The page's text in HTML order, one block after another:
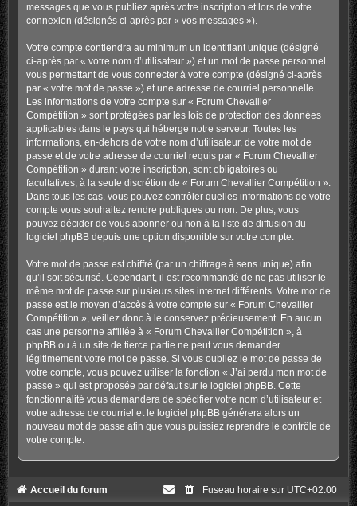
messages que vous publiez après votre inscription et lors de votre
connexion (désignés ci-après par « vos messages »).
Votre compte contiendra au minimum un identifiant unique (désigné
ci-après par « votre nom d’utilisateur ») et un mot de passe personnel
vous permettant de vous connecter à votre compte (désigné ci-après
par « votre mot de passe ») et une adresse de courriel personnelle.
Les informations de votre compte sur « Forum Chevallier
Compétition » sont protégées par les lois de protection des données
applicables dans le pays qui héberge notre serveur. Toutes les
informations, en-dehors de votre nom d’utilisateur, de votre mot de
passe et de votre adresse de courriel requis par « Forum Chevallier
Compétition » durant votre inscription, sont obligatoires ou
facultatives, à la seule discrétion de « Forum Chevallier Compétition ».
Dans tous les cas, vous pouvez contrôler quelles informations de votre
compte vous souhaitez rendre publiques ou non. De plus, vous
pouvez décider de vous abonner ou non à la liste de diffusion du
logiciel phpBB depuis une option disponible sur votre compte.
Votre mot de passe est chiffré (par un chiffrage à sens unique) afin
qu’il soit sécurisé. Cependant, il est recommandé de ne pas utiliser le
même mot de passe sur plusieurs sites internet différents. Votre mot de
passe est le moyen d’accès à votre compte sur « Forum Chevallier
Compétition », veillez donc à le conservez précieusement. En aucun
cas une personne affiliée à « Forum Chevallier Compétition », à
phpBB ou à un site de tierce partie ne peut vous demander
légitimement votre mot de passe. Si vous oubliez le mot de passe de
votre compte, vous pouvez utiliser la fonction « J’ai perdu mon mot de
passe » qui est proposée par défaut sur le logiciel phpBB. Cette
fonctionnalité vous demandera de spécifier votre nom d’utilisateur et
votre adresse de courriel et le logiciel phpBB générera alors un
nouveau mot de passe afin que vous puissiez reprendre le contrôle de
votre compte.
Accueil du forum Fuseau horaire sur UTC+02:00